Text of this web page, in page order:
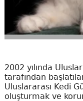
2002 yılında
tarafından
Uluslararası Kedi
oluşturmak ve